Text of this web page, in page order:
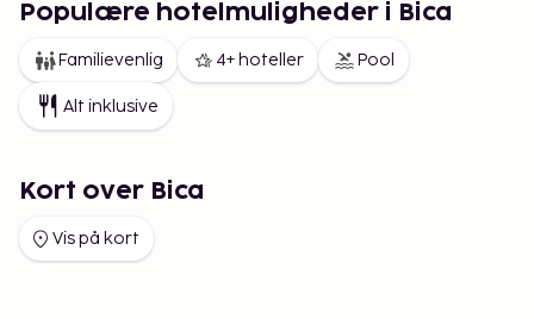
Populære hotelmuligheder i Bica
Familievenlig 4+ hoteller Pool
Alt inklusive
Kort over Bica
Vis på kort